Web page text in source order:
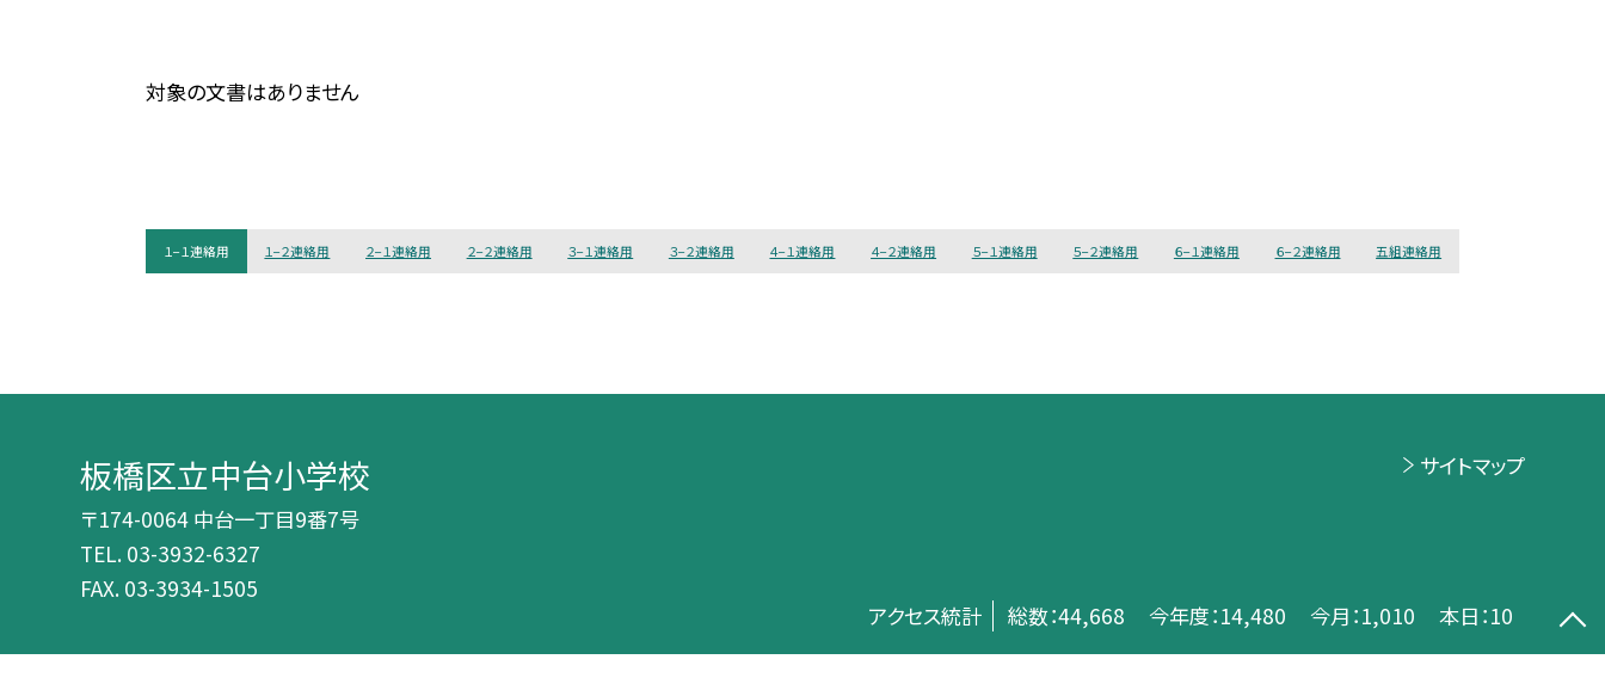
対象の文書はありません
１−１連絡用 １−２連絡用 ２−１連絡用 ２−２連絡用 ３−１連絡用 ３−２連絡用 ４−１連絡用 ４−２連絡用 ５−１連絡用 ５−２連絡用 ６−１連絡用 ６−２連絡用 五組連絡用
板橋区立中台小学校
〒174-0064 中台一丁目9番7号
TEL. 03-3932-6327
FAX. 03-3934-1505
サイトマップ
アクセス統計 総数：44,668 今年度：14,480 今月：1,010 本日：10